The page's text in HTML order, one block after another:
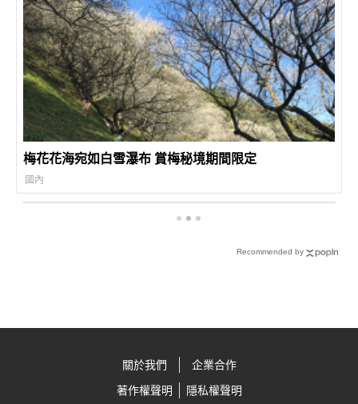
梅花花海宛如白雪瀑布 賞梅秘境期間限定
國內
Recommended by
關於我們
企業合作
著作權聲明
隱私權聲明